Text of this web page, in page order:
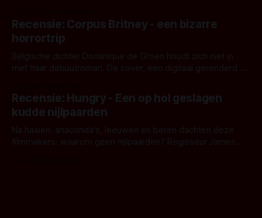
'Skeletons', een nieuwe creature feature waarvoor de
opnames zijn gestart in Australië.
Recensie: Corpus Britney - een bizarre
horrortrip
Belgische dichter Dominique de Groen houdt zich niet in
met haar debuutroman. De cover, een digitaal gerenderd en
achtergrond, belooft iets kleurrijks maar onheilspellends,
iets ongrijpbaars. En dat maakt De Groen met ieder woord
waar.
Recensie: Hungry - Een op hol geslagen
kudde nijlpaarden
Na haaien, anaconda's, leeuwen en beren dachten deze
filmmakers: waarom geen nijlpaarden? Regisseur James